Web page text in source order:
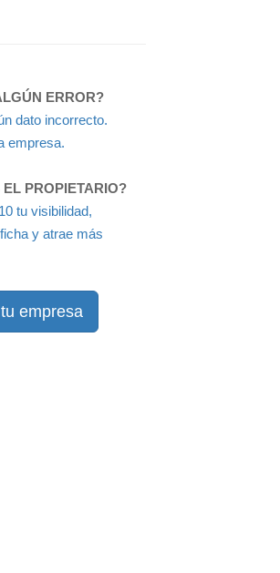
ERROR?
dato incorrecto.
empresa.
EL PROPIETARIO?
tu visibilidad,
y atrae más
empresa